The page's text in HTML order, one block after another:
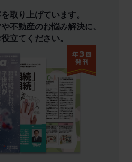
取り上げています。
不動産のお悩み解決に、
立てください。